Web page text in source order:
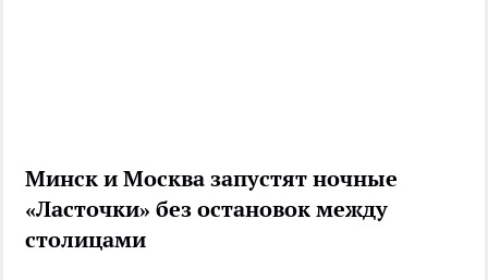
Минск и Москва запустят ночные
«Ласточки» без остановок между
столицами